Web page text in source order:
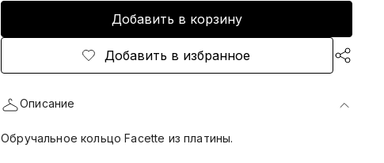
Добавить в корзину
Добавить в избранное
Описание
Обручальное кольцо Facette из платины.